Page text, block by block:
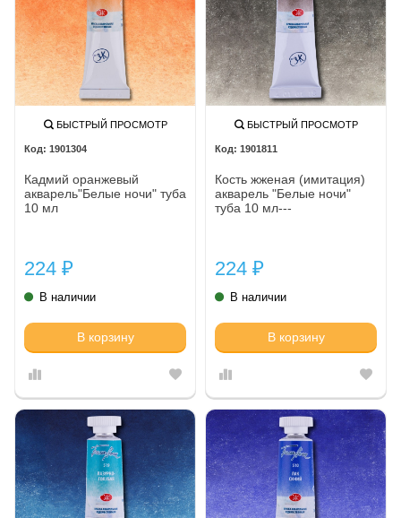
БЫСТРЫЙ ПРОСМОТР
1901304
Кадмий оранжевый
акварель"Белые ночи" туба
10 мл
224 ₽
В наличии
В корзину
БЫСТРЫЙ ПРОСМОТР
1901811
Кость жженая (имитация)
акварель "Белые ночи"
туба 10 мл---
224 ₽
В наличии
В корзину